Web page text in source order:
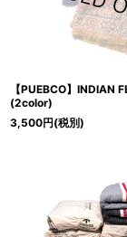
【PUEBCO】INDIAN
(2color)
3,500円(税別)